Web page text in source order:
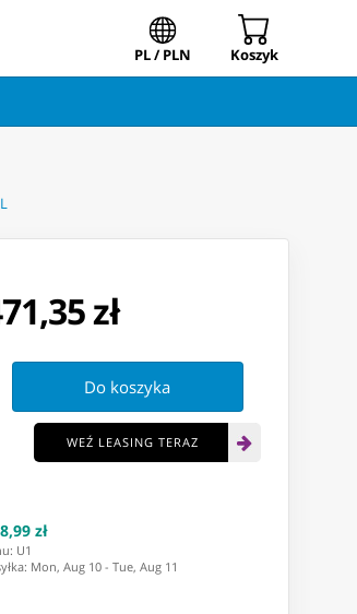
PL / PLN Koszyk
zł
Do koszyka
WEŹ LEASING TERAZ
zł
⁨U1⁩
: Mon, Aug 10 -Tue, Aug 11